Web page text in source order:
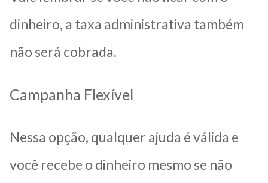
dinheiro, a taxa administrativa também
não será cobrada.
Campanha Flexível
Nessa opção, qualquer ajuda é válida e
você recebe o dinheiro mesmo se não